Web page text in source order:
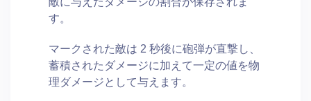
す。
マークされた敵は 2 秒後に砲弾が直撃し、
蓄積されたダメージに加えて一定の値を物
理ダメージとして与えます。